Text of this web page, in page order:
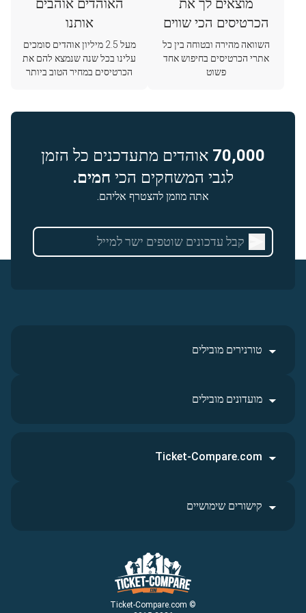
הכרטיסים הכי שווים
השוואה מהירה ובטוחה בין כל
אתרי הכרטיסים בחיפוש אחד
פשוט
אותנו
מעל 2.5 מיליון אוהדים סומכים
עלינו בכל שנה שנמצא להם את
הכרטיסים במחיר הטוב ביותר
70,000 אוהדים מתעדכנים כל הזמן
לגבי המשחקים הכי חמים.
אתה מוזמן להצטרף אליהם.
טורנירים מובילים
מועדונים מובילים
© Ticket-Compare.com
Ticket-Compare.com
קישורים שימושיים